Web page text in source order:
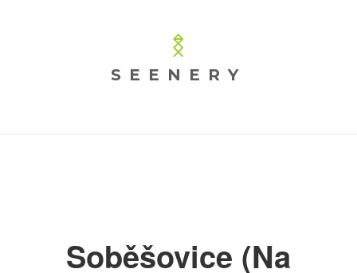
SEENERY
Soběšovice (Na